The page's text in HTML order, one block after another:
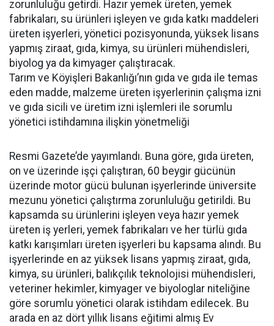
zorunluluğu getirdi. Hazır yemek üreten, yemek
fabrikaları, su ürünleri işleyen ve gıda katkı maddeleri
üreten işyerleri, yönetici pozisyonunda, yüksek lisans
yapmış ziraat, gıda, kimya, su ürünleri mühendisleri,
biyolog ya da kimyager çalıştıracak.
Tarım ve Köyişleri Bakanlığı’nın gıda ve gıda ile temas
eden madde, malzeme üreten işyerlerinin çalışma izni
ve gıda sicili ve üretim izni işlemleri ile sorumlu
yönetici istihdamına ilişkin yönetmeliği
Resmi Gazete’de yayımlandı. Buna göre, gıda üreten,
on ve üzerinde işçi çalıştıran, 60 beygir gücünün
üzerinde motor gücü bulunan işyerlerinde üniversite
mezunu yönetici çalıştırma zorunluluğu getirildi. Bu
kapsamda su ürünlerini işleyen veya hazır yemek
üreten iş yerleri, yemek fabrikaları ve her türlü gıda
katkı karışımları üreten işyerleri bu kapsama alındı. Bu
işyerlerinde en az yüksek lisans yapmış ziraat, gıda,
kimya, su ürünleri, balıkçılık teknolojisi mühendisleri,
veteriner hekimler, kimyager ve biyologlar niteliğine
göre sorumlu yönetici olarak istihdam edilecek. Bu
arada en az dört yıllık lisans eğitimi almış Ev